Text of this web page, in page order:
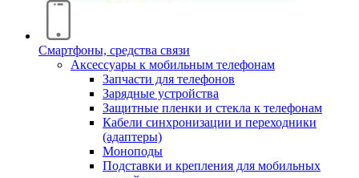
Смартфоны, средства связи
Аксессуары к мобильным телефонам
Запчасти для телефонов
Зарядные устройства
Защитные пленки и стекла к телефонам
Кабели синхронизации и переходники
(адаптеры)
Моноподы
Подставки и крепления для мобильных